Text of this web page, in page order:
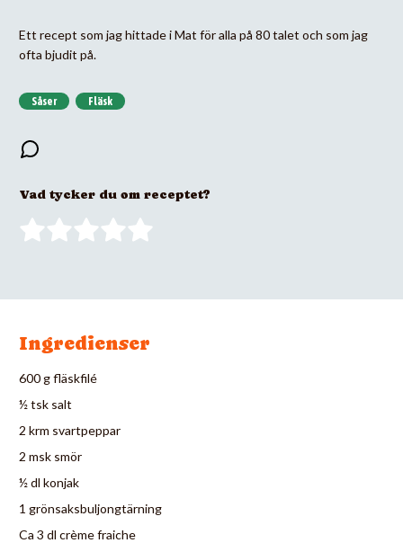
Ett recept som jag hittade i Mat för alla på 80 talet och som jag
ofta bjudit på.
Såser Fläsk
Vad tycker du om receptet?
Ingredienser
600 g fläskfilé
½ tsk salt
2 krm svartpeppar
2 msk smör
½ dl konjak
1 grönsaksbuljongtärning
Ca 3 dl crème fraiche